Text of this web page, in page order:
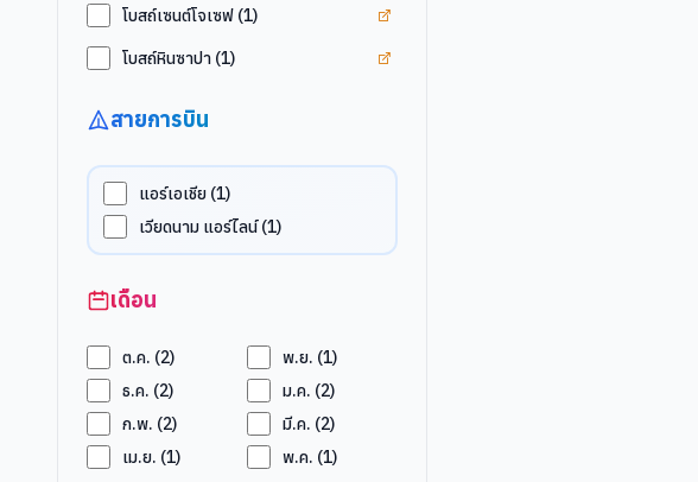
โบสถ์เซนต์โจเซฟ (1)
โบสถ์หินซาปา (1)
สายการบิน
แอร์เอเชีย (1)
เวียดนาม แอร์ไลน์(1)
เดือน
ต.ค. (2) พ.ย. (1)
ธ.ค. (2) ม.ค. (2)
ก.พ. (2) มี.ค. (2)
เม.ย. (1) พ.ค. (1)